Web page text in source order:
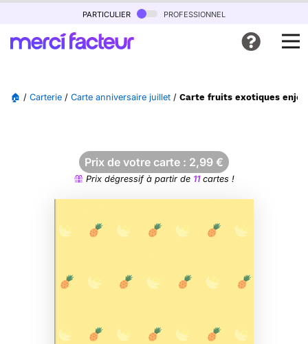
particulier professionnel
🏠 / Carterie / Carte anniversaire juillet / Carte fruits exotiques
Prix de votre carte : 2,99 €
Prix dégressif à partir de 11cartes !